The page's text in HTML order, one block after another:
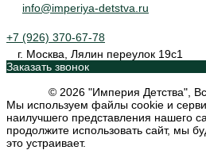
info@imperiya-detstva.ru
+7 (926) 370-67-78
г. Москва, Лялин переулок 19с1
Заказать звонок
© 2026 "Империя Детства",
Мы используем файлы cookie и
наилучшего представления нашего
продолжите использовать сайт, мы
это устраивает.